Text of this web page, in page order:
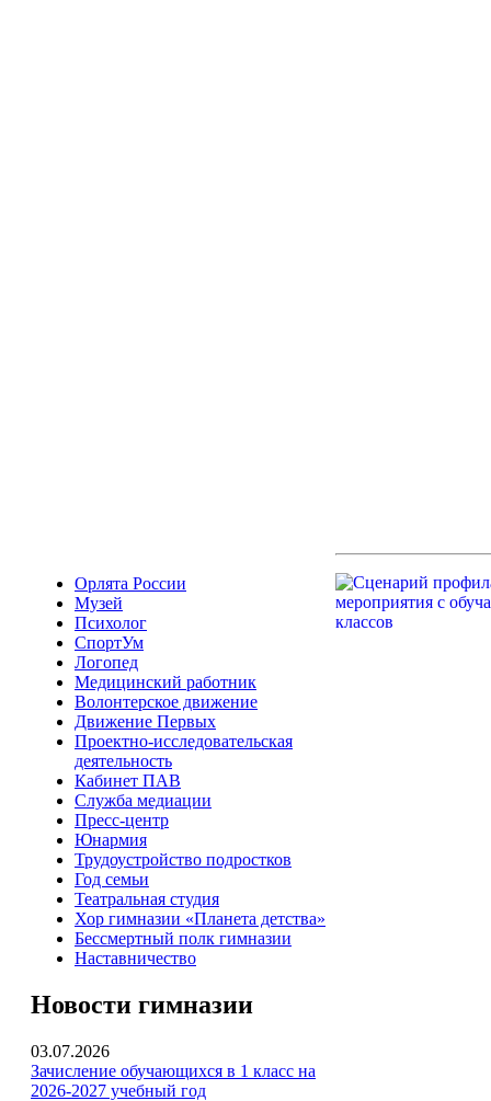
Орлята России
Музей
Психолог
СпортУм
Логопед
Медицинский работник
Волонтерское движение
Движение Первых
Проектно-исследовательская
деятельность
Кабинет ПАВ
Служба медиации
Пресс-центр
Юнармия
Трудоустройство подростков
Год семьи
Театральная студия
Хор гимназии «Планета детства»
Бессмертный полк гимназии
Наставничество
Новости гимназии
03.07.2026
Зачисление обучающихся в 1 класс на
2026-2027 учебный год